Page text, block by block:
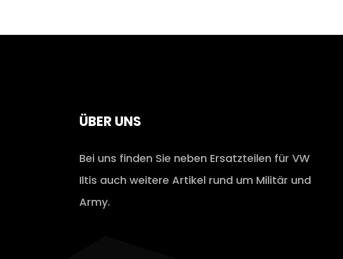
ÜBER UNS
Bei uns finden Sie neben Ersatzteilen für VW
Iltis auch weitere Artikel rund um Militär und
Army.